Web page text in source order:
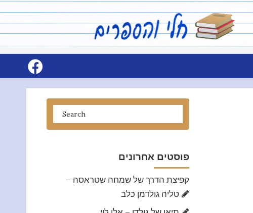
פוסטים אחרונים
קפיצת הדרך של שמחה שטראסה –
טליה גולדמן כלב